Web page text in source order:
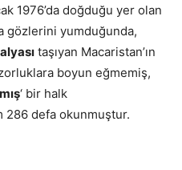
1976’da doğduğu yer olan
gözlerini yumduğunda,
taşıyan Macaristan’ın
zorluklara boyun eğmemiş,
‘ bir halk
286 defa okunmuştur.